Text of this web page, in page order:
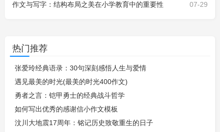
07-29
作文与写字：结构布局之美在小学教育中的重要性
热门推荐
张爱玲经典语录：30句深刻感悟人生与爱情
遇见最美的时光(最美的时光400作文)
勇者之言：铠甲勇士的经典战斗哲学
如何写出优秀的感谢信小作文模板
汶川大地震17周年：铭记历史致敬重生的日子